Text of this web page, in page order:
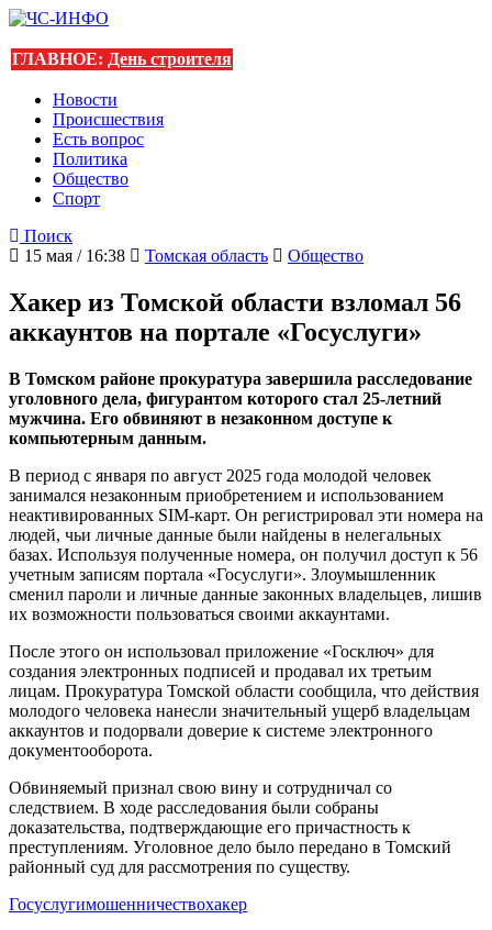
ГЛАВНОЕ: День строителя
Новости
Происшествия
Есть вопрос
Политика
Общество
Спорт
Поиск
15 мая / 16:38
Томская область Общество
Хакер из Томской области взломал 56
аккаунтов на портале «Госуслуги»
В Томском районе прокуратура завершила расследование
уголовного дела, фигурантом которого стал 25-летний
мужчина. Его обвиняют в незаконном доступе к
компьютерным данным.
В период с января по август 2025 года молодой человек
занимался незаконным приобретением и использованием
неактивированных SIM-карт. Он регистрировал эти номера на
людей, чьи личные данные были найдены в нелегальных
базах. Используя полученные номера, он получил доступ к 56
учетным записям портала «Госуслуги». Злоумышленник
сменил пароли и личные данные законных владельцев, лишив
их возможности пользоваться своими аккаунтами.
После этого он использовал приложение «Госключ» для
создания электронных подписей и продавал их третьим
лицам. Прокуратура Томской области сообщила, что действия
молодого человека нанесли значительный ущерб владельцам
аккаунтов и подорвали доверие к системе электронного
документооборота.
Обвиняемый признал свою вину и сотрудничал со
следствием. В ходе расследования были собраны
доказательства, подтверждающие его причастность к
преступлениям. Уголовное дело было передано в Томский
районный суд для рассмотрения по существу.
Госуслугимошенничествохакер